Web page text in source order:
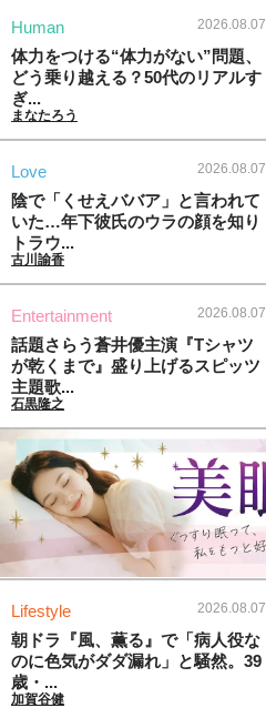
Human 2026.08.07
体力をつける“体力がない”問題、
どう乗り越える？50代のリアルす
ぎ...
まなたろう
Love 2026.08.07
陰で「くせえババア」と言われて
いた…年下彼氏のウラの顔を知り
トラウ...
古川諭香
Entertainment 2026.08.07
話題さらう蒼井優主演『Tシャツ
が乾くまで』盛り上げるスピッツ
主題歌...
石黒隆之
Lifestyle 2026.08.07
朝ドラ『風、薫る』で「病人役な
のに色気がダダ漏れ」と騒然。39
歳・...
加賀谷健